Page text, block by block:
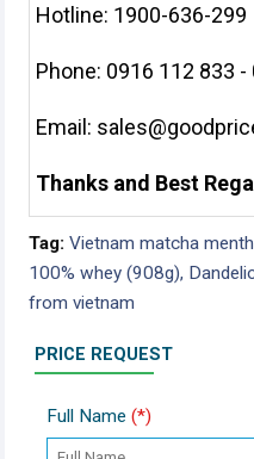
Hotline: 1900-636-299
Phone: 0916 112 833
Email:
Thanks and Best
Tag: Vietnam matcha
100% whey (908g),
from vietnam
PRICE REQUEST
Full Name (*)